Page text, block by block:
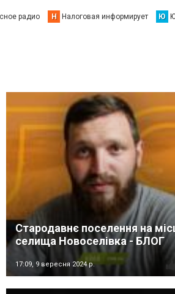
радио Н Налоговая информирует Ю
Стародавнє поселення на
селища Новоселівка - БЛОГ
17:09, 9 вересня 2024 р.